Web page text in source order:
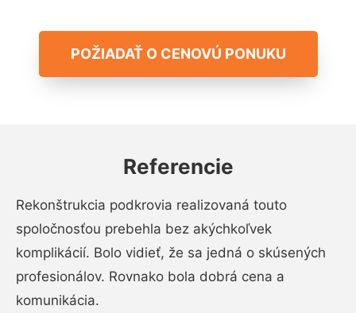
POŽIADAŤ O CENOVÚ PONUKU
Referencie
Rekonštrukcia podkrovia realizovaná touto
spoločnosťou prebehla bez akýchkoľvek
komplikácií. Bolo vidieť, že sa jedná o skúsených
profesionálov. Rovnako bola dobrá cena a
komunikácia.